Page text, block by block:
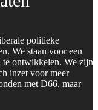
politieke
We staan voor een
te ontwikkelen. We zijn
inzet voor meer
met D66, maar